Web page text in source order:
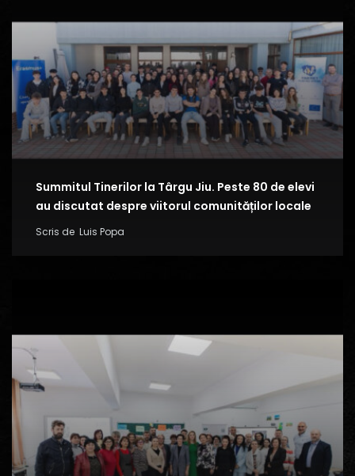
Summitul Tinerilor la Târgu Jiu. Peste 80 de elevi
au discutat despre viitorul comunităților locale
Scris de Luis Popa